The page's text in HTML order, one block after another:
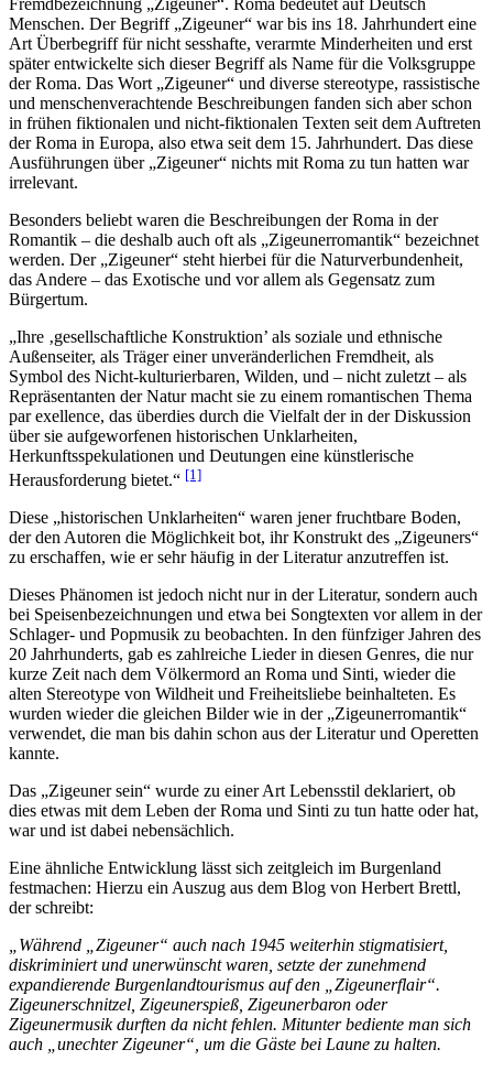
Menschen. Der Begriff „Zigeuner“ war bis ins 18. Jahrhundert eine
Art Überbegriff für nicht sesshafte, verarmte Minderheiten und erst
später entwickelte sich dieser Begriff als Name für die Volksgruppe
der Roma. Das Wort „Zigeuner“ und diverse stereotype, rassistische
und menschenverachtende Beschreibungen fanden sich aber schon
in frühen fiktionalen und nicht-fiktionalen Texten seit dem Auftreten
der Roma in Europa, also etwa seit dem 15. Jahrhundert. Das diese
Ausführungen über „Zigeuner“ nichts mit Roma zu tun hatten war
irrelevant.
Besonders beliebt waren die Beschreibungen der Roma in der
Romantik – die deshalb auch oft als „Zigeunerromantik“ bezeichnet
werden. Der „Zigeuner“ steht hierbei für die Naturverbundenheit,
das Andere – das Exotische und vor allem als Gegensatz zum
Bürgertum.
„Ihre ‚gesellschaftliche Konstruktion’ als soziale und ethnische
Außenseiter, als Träger einer unveränderlichen Fremdheit, als
Symbol des Nicht-kulturierbaren, Wilden, und – nicht zuletzt – als
Repräsentanten der Natur macht sie zu einem romantischen Thema
par exellence, das überdies durch die Vielfalt der in der Diskussion
über sie aufgeworfenen historischen Unklarheiten,
Herkunftsspekulationen und Deutungen eine künstlerische
Herausforderung bietet.“ [1]
Diese „historischen Unklarheiten“ waren jener fruchtbare Boden,
der den Autoren die Möglichkeit bot, ihr Konstrukt des „Zigeuners“
zu erschaffen, wie er sehr häufig in der Literatur anzutreffen ist.
Dieses Phänomen ist jedoch nicht nur in der Literatur, sondern auch
bei Speisenbezeichnungen und etwa bei Songtexten vor allem in der
Schlager- und Popmusik zu beobachten. In den fünfziger Jahren des
20 Jahrhunderts, gab es zahlreiche Lieder in diesen Genres, die nur
kurze Zeit nach dem Völkermord an Roma und Sinti, wieder die
alten Stereotype von Wildheit und Freiheitsliebe beinhalteten. Es
wurden wieder die gleichen Bilder wie in der „Zigeunerromantik“
verwendet, die man bis dahin schon aus der Literatur und Operetten
kannte.
Das „Zigeuner sein“ wurde zu einer Art Lebensstil deklariert, ob
dies etwas mit dem Leben der Roma und Sinti zu tun hatte oder hat,
war und ist dabei nebensächlich.
Eine ähnliche Entwicklung lässt sich zeitgleich im Burgenland
festmachen: Hierzu ein Auszug aus dem Blog von Herbert Brettl,
der schreibt:
„Während „Zigeuner“ auch nach 1945 weiterhin stigmatisiert,
diskriminiert und unerwünscht waren, setzte der zunehmend
expandierende Burgenlandtourismus auf den „Zigeunerflair“.
Zigeunerschnitzel, Zigeunerspieß, Zigeunerbaron oder
Zigeunermusik durften da nicht fehlen. Mitunter bediente man sich
auch „unechter Zigeuner“, um die Gäste bei Laune zu halten.